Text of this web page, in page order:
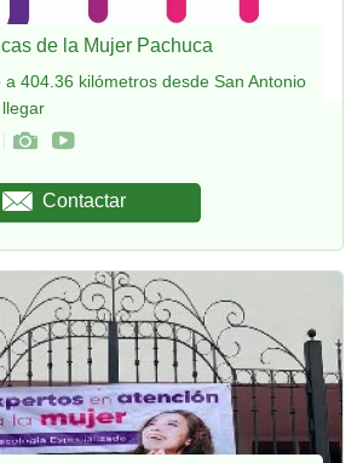
de la Mujer Pachuca
a 404.36 kilómetros desde San Antonio
Contactar